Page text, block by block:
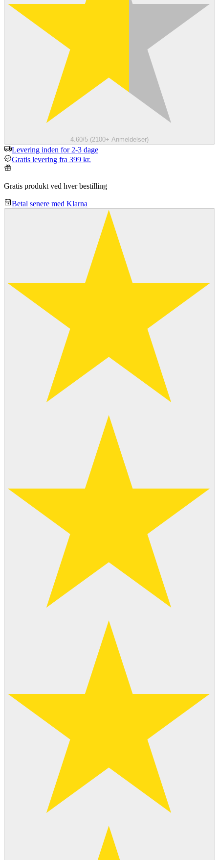
4.60/5 (2100+ Anmeldelser)
Levering inden for 2-3 dage
Gratis levering fra 399 kr.
Gratis produkt ved hver bestilling
Betal senere med Klarna